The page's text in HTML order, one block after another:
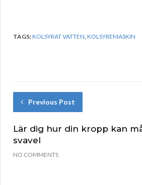
TAGS:KOLSYRAT VATTEN,KOLSYREMASKIN
Previous Post
Lär dig hur din kropp kan
svavel
NO COMMENTS